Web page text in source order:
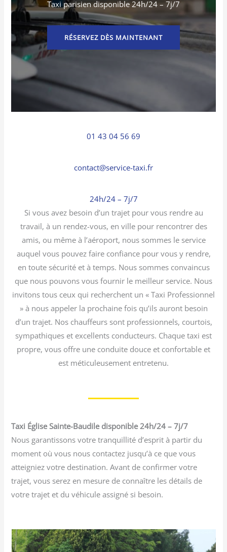
Taxi parisien disponible 24h/24 – 7j/7
RÉSERVEZ DÈS MAINTENANT
01 43 04 56 69
contact@service-taxi.fr
24h/24 – 7j/7
Si vous avez besoin d’un trajet pour vous rendre au
travail, à un rendez-vous, en ville pour rencontrer des
amis, ou même à l’aéroport, nous sommes le service
auquel vous pouvez faire confiance pour vous y rendre,
en toute sécurité et à temps. Nous sommes convaincus
que nous pouvons vous fournir le meilleur service. Nous
invitons tous ceux qui recherchent un « Taxi Professionnel
» à nous appeler la prochaine fois qu’ils auront besoin
d’un trajet. Nos chauffeurs sont professionnels, courtois,
sympathiques et excellents conducteurs. Chaque taxi est
propre, vous offre une conduite douce et confortable et
est méticuleusement entretenu.
Taxi Église Sainte-Baudile disponible 24h/24 – 7j/7
Nous garantissons votre tranquillité d’esprit à partir du
moment où vous nous contactez jusqu’à ce que vous
atteigniez votre destination. Avant de confirmer votre
trajet, vous serez en mesure de connaître les détails de
votre trajet et du véhicule assigné si besoin.